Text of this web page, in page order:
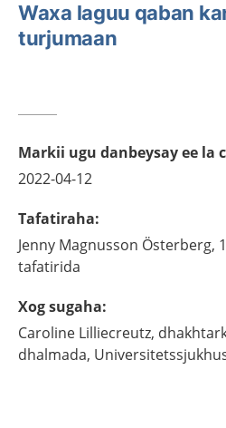
Waxa laguu qaban
turjumaan
Markii ugu danbeysay ee la
2022-04-12
Tafatiraha:
Jenny Magnusson Österberg,
tafatirida
Xog sugaha:
Caroline Lilliecreutz,
dhalmada,